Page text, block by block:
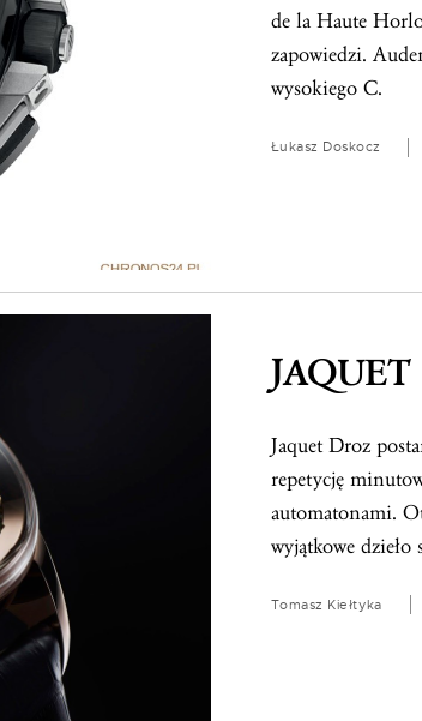
de la Haute
zapowiedzi.
wysokiego C.
Łukasz Doskocz
Jaquet Droz
repetycję
automatonami.
wyjątkowe dzieło
Tomasz Kiełtyka